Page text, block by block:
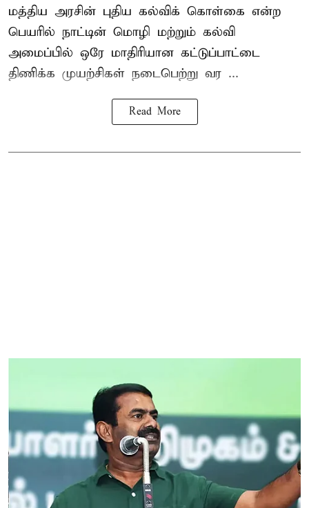
மத்திய அரசின் புதிய கல்விக் கொள்கை என்ற
பெயரில் நாட்டின் மொழி மற்றும் கல்வி
அமைப்பில் ஒரே மாதிரியான கட்டுப்பாட்டை
திணிக்க முயற்சிகள் நடைபெற்று வர ...
Read More